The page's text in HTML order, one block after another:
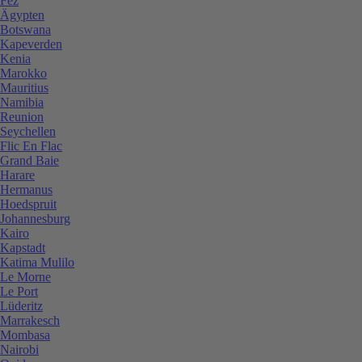
Ägypten
Botswana
Kapeverden
Kenia
Marokko
Mauritius
Namibia
Reunion
Seychellen
Flic En Flac
Grand Baie
Harare
Hermanus
Hoedspruit
Johannesburg
Kairo
Kapstadt
Katima Mulilo
Le Morne
Le Port
Lüderitz
Marrakesch
Mombasa
Nairobi